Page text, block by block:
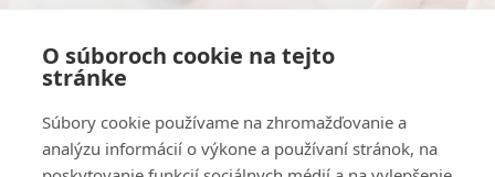
O súboroch cookie na tejto
stránke
Súbory cookie používame na zhromažďovanie a
analýzu informácií o výkone a používaní stránok, na
Konzultácie s odborníkmi zadarmo.